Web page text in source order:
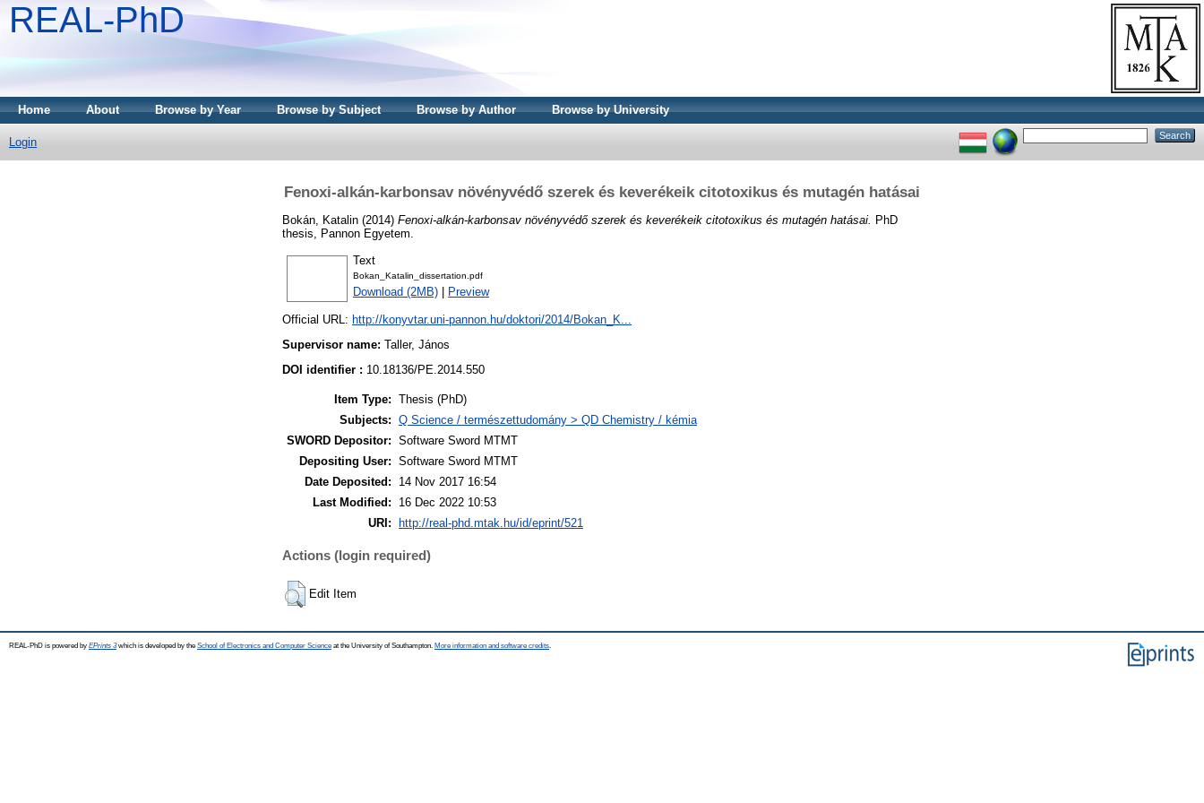
REAL-PhD
Home About Browse by Year Browse by Subject Browse by Author Browse by University
Login
Fenoxi-alkán-karbonsav növényvédő szerek és keverékeik citotoxikus és mutagén hatásai
Bokán, Katalin (2014) Fenoxi-alkán-karbonsav növényvédő szerek és keverékeik citotoxikus és mutagén hatásai. PhD
thesis, Pannon Egyetem.
Text
Bokan_Katalin_dissertation.pdf
Download (2MB) Preview
Official URL: http://konyvtar.uni-pannon.hu/doktori/2014/Bokan_K...
Supervisor name: Taller, János
DOI identifier : 10.18136/PE.2014.550
Item Type: Thesis (PhD)
Subjects: Q Science / természettudomány > QD Chemistry / kémia
SWORD Depositor: Software Sword MTMT
Depositing User: Software Sword MTMT
Date Deposited:
14 Nov 2017 16:54
Last Modified:
16 Dec 2022 10:53
URI:
http://real-phd.mtak.hu/id/eprint/521
Actions (login required)
Edit Item
REAL-PhD is powered by EPrints 3which is developed by the School of Electronics and Computer Science at the University of Southampton. More information and software credits